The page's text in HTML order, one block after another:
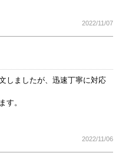
2022/11/07
しましたが、迅速丁寧に対応
す。
2022/11/06